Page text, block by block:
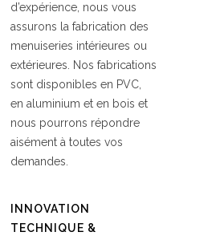
d’expérience, nous vous
assurons la fabrication des
menuiseries intérieures ou
extérieures. Nos fabrications
sont disponibles en PVC,
en aluminium et en bois et
nous pourrons répondre
aisément à toutes vos
demandes.
INNOVATION
TECHNIQUE &